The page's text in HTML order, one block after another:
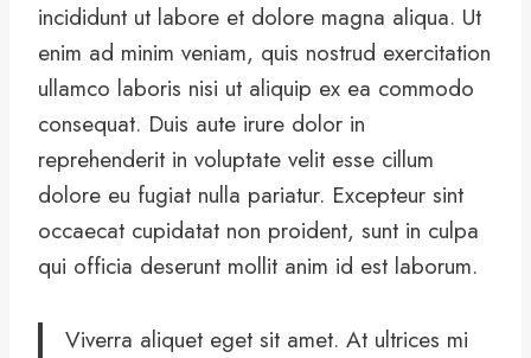
incididunt ut labore et dolore magna aliqua. Ut
enim ad minim veniam, quis nostrud exercitation
ullamco laboris nisi ut aliquip ex ea commodo
consequat. Duis aute irure dolor in
reprehenderit in voluptate velit esse cillum
dolore eu fugiat nulla pariatur. Excepteur sint
occaecat cupidatat non proident, sunt in culpa
qui officia deserunt mollit anim id est laborum.
Viverra aliquet eget sit amet. At ultrices mi